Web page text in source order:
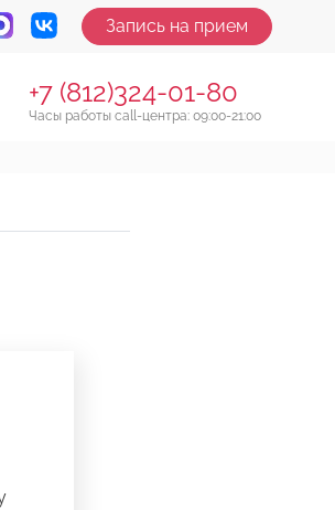
Запись на прием
+7 (812)324-01-80
Часы работы call-центра: 09:00-21:00